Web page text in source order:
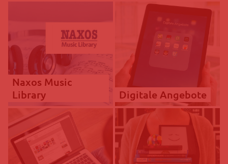
Naxos Music
Library
Digitale Angebote